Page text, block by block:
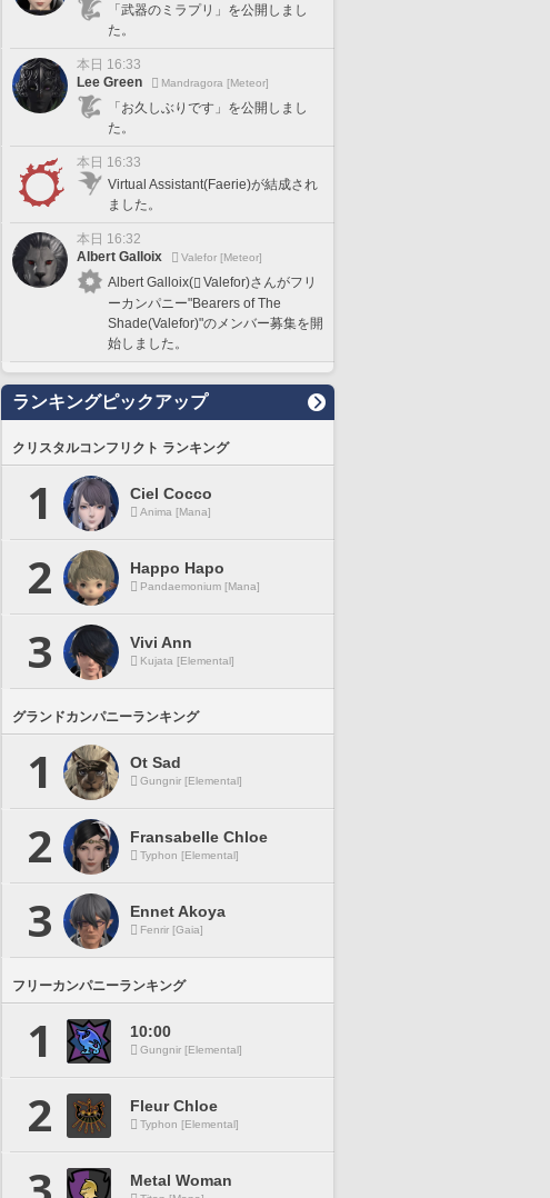
「武器のミラプリ」を公開しまし
た。
本日 16:33
Lee Green
Mandragora [Meteor]
「お久しぶりです」を公開しまし
た。
本日 16:33
Virtual Assistant(Faerie)が結成され
ました。
本日 16:32
Albert Galloix
Valefor [Meteor]
Albert Galloix(
Valefor)さんがフリ
ーカンパニー"Bearers of The
Shade(Valefor)"のメンバー募集を開
始しました。
ランキングピックアップ
クリスタルコンフリクト ランキング
1 Ciel Cocco
Anima [Mana]
2 Happo Hapo
Pandaemonium [Mana]
3 Vivi Ann
Kujata [Elemental]
グランドカンパニーランキング
1 Ot Sad
Gungnir [Elemental]
2 Fransabelle Chloe
Typhon [Elemental]
3 Ennet Akoya
Fenrir [Gaia]
フリーカンパニーランキング
1 10:00
Gungnir [Elemental]
2 Fleur Chloe
Typhon [Elemental]
Metal Woman